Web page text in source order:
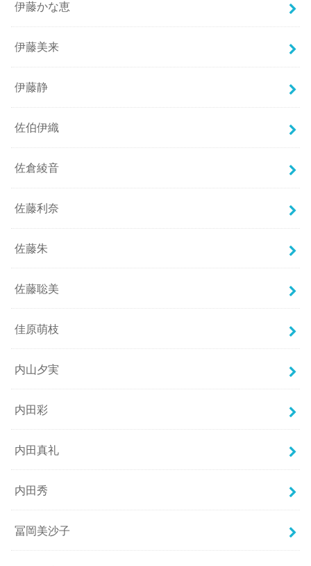
伊藤かな恵
伊藤美来
伊藤静
佐伯伊織
佐倉綾音
佐藤利奈
佐藤朱
佐藤聡美
佳原萌枝
内山夕実
内田彩
内田真礼
内田秀
冨岡美沙子